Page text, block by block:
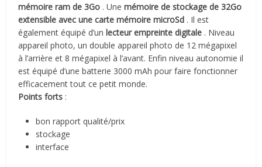
mémoire ram de 3Go . Unemémoire de stockage de 32Go
extensible avec une carte mémoire microSd . Il est
également équipé d’unlecteur empreinte digitale . Niveau
appareil photo, un double appareil photo de 12 mégapixel
à l’arrière et 8 mégapixel à l’avant. Enfin niveau autonomie il
est équipé d’une batterie 3000 mAh pour faire fonctionner
efficacement tout ce petit monde.
Points forts :
bon rapport qualité/prix
stockage
interface